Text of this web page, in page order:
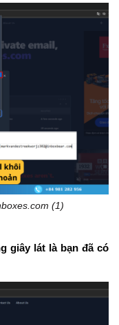
(1)
giây lát là bạn đã có